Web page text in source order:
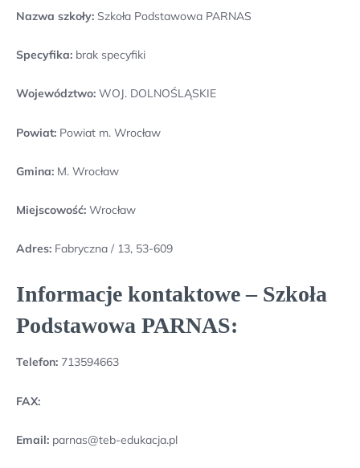
Nazwa szkoły: Szkoła Podstawowa PARNAS
Specyfika: brak specyfiki
Województwo: WOJ. DOLNOŚLĄSKIE
Powiat: Powiat m. Wrocław
Gmina: M. Wrocław
Miejscowość: Wrocław
Adres: Fabryczna / 13, 53-609
Informacje kontaktowe – Szkoła
Podstawowa PARNAS:
Telefon: 713594663
FAX:
Email: parnas@teb-edukacja.pl